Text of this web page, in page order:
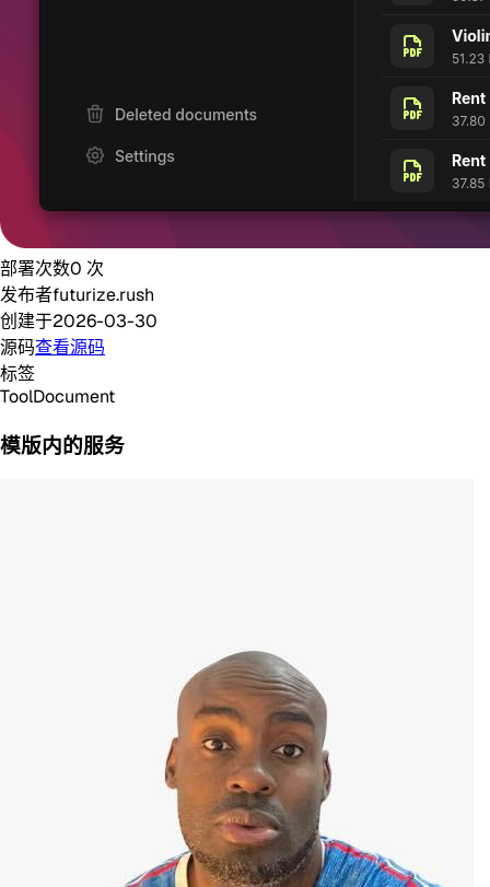
部署次数0 次
发布者futurize.rush
创建于2026-03-30
源码查看源码
标签
ToolDocument
模版内的服务